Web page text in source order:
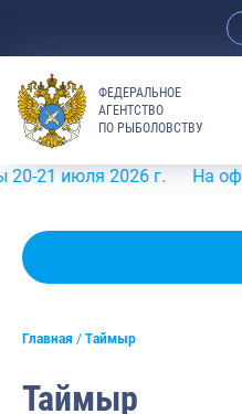
ФЕДЕРАЛЬНОЕ
АГЕНТСТВО
ПО РЫБОЛОВСТВУ
2026 г. На официальном
Главная Таймыр
Таймыр